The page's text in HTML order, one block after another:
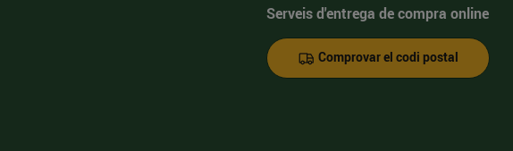
Serveis d'entrega de compra online
Comprovar el codi postal